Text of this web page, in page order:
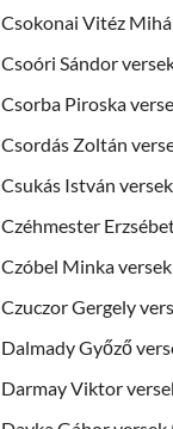
Csokonai Vitéz
Csoóri Sándor
Csorba Piroska
Csordás Zoltán
Csukás István versek
Czéhmester
Czóbel Minka versek
Czuczor Gergely
Dalmady Győző
Darmay Viktor